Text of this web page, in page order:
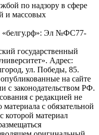
по надзору в сфере
и массовых
«белгу.рф»: Эл №ФС77-
государственный
Адрес:
ул. Победы, 85.
на сайте
с законодательством РФ.
с редакцией не
с обязательной
которой материал